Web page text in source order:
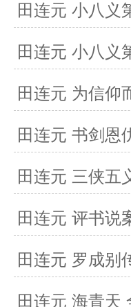
田连元 小八义
田连元 小八义
田连元 为信仰
田连元 书剑恩
田连元 三侠五
田连元 评书说
田连元 罗成别
田连元 海青天